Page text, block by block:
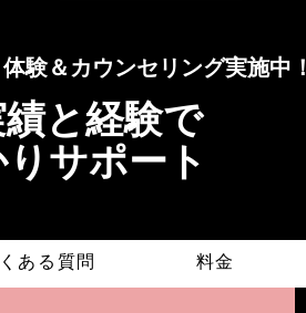
と経験で
サポート
​​​体験＆カウンセリング実施中！
ある質問 料金